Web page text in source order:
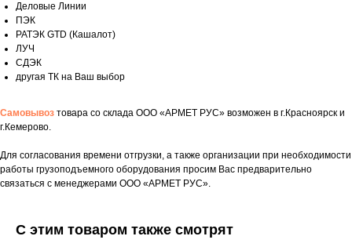
Деловые Линии
ПЭК
РАТЭК GTD (Кашалот)
ЛУЧ
СДЭК
другая ТК на Ваш выбор
Самовывоз товара со склада ООО «АРМЕТ РУС» возможен в г.Красноярск и
г.Кемерово.
Для согласования времени отгрузки, а также организации при необходимости
работы грузоподъемного оборудования просим Вас предварительно
связаться с менеджерами ООО «АРМЕТ РУС».
С этим товаром также смотрят
Укажите номер телефона и ваше имя.
Мы свяжемся с вами сегодня в рабочее
время.
поможем нам лучше понять вашу